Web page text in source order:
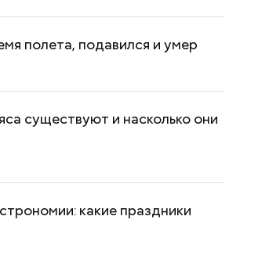
полета, подавился и умер
существуют и насколько они
какие праздники